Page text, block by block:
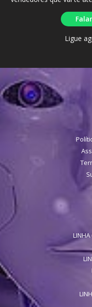
Ligue
LINHA